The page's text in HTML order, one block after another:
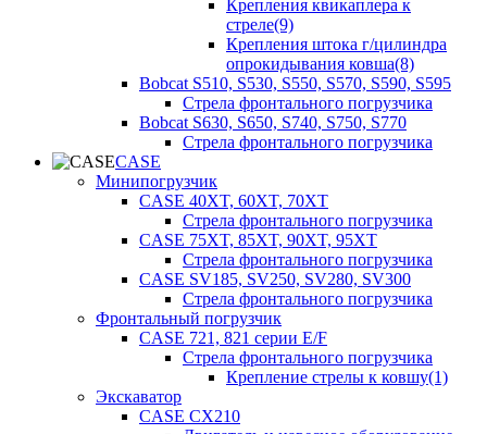
Крепления квикаплера к
стреле(9)
Крепления штока г/цилиндра
опрокидывания ковша(8)
Bobcat S510, S530, S550, S570, S590, S595
Стрела фронтального погрузчика
Bobcat S630, S650, S740, S750, S770
Стрела фронтального погрузчика
CASE
Минипогрузчик
CASE 40XT, 60XT, 70XT
Стрела фронтального погрузчика
CASE 75XT, 85XT, 90XT, 95XT
Стрела фронтального погрузчика
CASE SV185, SV250, SV280, SV300
Стрела фронтального погрузчика
Фронтальный погрузчик
CASE 721, 821 серии E/F
Стрела фронтального погрузчика
Крепление стрелы к ковшу(1)
Экскаватор
CASE CX210